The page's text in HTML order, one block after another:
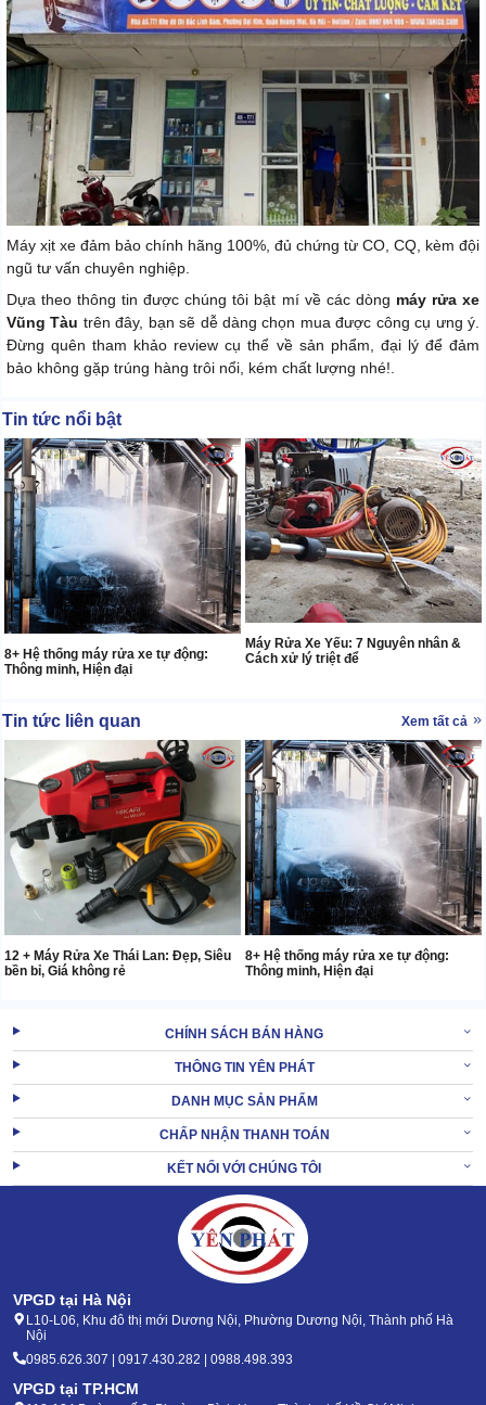
Máy xịt xe đảm bảo chính hãng 100%, đủ chứng từ CO, CQ, kèm đội
ngũ tư vấn chuyên nghiệp.
Dựa theo thông tin được chúng tôi bật mí về các dòng máy rửa xe
Vũng Tàu trên đây, bạn sẽ dễ dàng chọn mua được công cụ ưng ý.
Đừng quên tham khảo review cụ thể về sản phẩm, đại lý để đảm
bảo không gặp trúng hàng trôi nổi, kém chất lượng nhé!.
Tin tức nổi bật
8+ Hệ thống máy rửa xe tự động:
Thông minh, Hiện đại
Máy Rửa Xe Yếu: 7 Nguyên nhân &
Cách xử lý triệt để
Tin tức liên quan Xem tất cả
12 + Máy Rửa Xe Thái Lan: Đẹp, Siêu
bền bỉ, Giá không rẻ
8+ Hệ thống máy rửa xe tự động:
Thông minh, Hiện đại
CHÍNH SÁCH BÁN HÀNG
THÔNG TIN YÊN PHÁT
DANH MỤC SẢN PHẨM
CHẤP NHẬN THANH TOÁN
KẾT NỐI VỚI CHÚNG TÔI
VPGD tại Hà Nội
L10-L06, Khu đô thị mới Dương Nội, Phường Dương Nội, Thành phố Hà
Nội
0985.626.307 | 0917.430.282 | 0988.498.393
VPGD tại TP.HCM